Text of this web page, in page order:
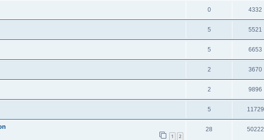
0 4332
5 5521
5 6653
2 3670
2 9896
5 11729
1 2
28 50222